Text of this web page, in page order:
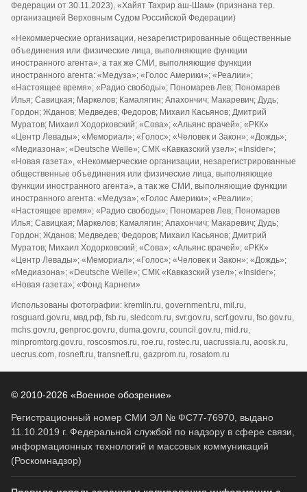
Федерации от 30.11.2023), «Хайят Тахрир аш-Шам» (признана тер.
организацией Верховным Судом Российской Федерации)
«Некоммерческие организации, незарегистрированные общественные
объединения или физические лица, выполняющие функции
иностранного агента», а так же СМИ, выполняющие функции
иностранного агента: «Медуза»; «Голос Америки»; «Реалии»;
«Настоящее время»; «Радио свободы»; Пономарев Лев; Пономарев
Илья; Савицкая; Маркелов; Камалягин; Апахончич; Макаревич; Дудь;
Гордон; Жданов; Медведев; Федоров; Михаил Касьянов; Дмитрий
Муратов; Михаил Ходорковский; «Сова»; «Альянс врачей»; «РКК»
«Центр Левады»; «Мемориал»; «Голос»; «Человек и Закон»; «Дождь»;
«Медиазона»; «Deutsche Welle»; СМК «Кавказский узел»; «Insider»;
«Новая газета», «Некоммерческие организации, незарегистрированные
общественные объединения или физические лица, выполняющие
функции иностранного агента», а так же СМИ, выполняющие функции
иностранного агента: «Медуза»; «Голос Америки»; «Реалии»;
«Настоящее время»; «Радио свободы»; Пономарев Лев; Пономарев
Илья; Савицкая; Маркелов; Камалягин; Апахончич; Макаревич; Дудь;
Гордон; Жданов; Медведев; Федоров; Михаил Касьянов; Дмитрий
Муратов; Михаил Ходорковский; «Сова»; «Альянс врачей»; «РКК»
«Центр Левады»; «Мемориал»; «Голос»; «Человек и Закон»; «Дождь»;
«Медиазона»; «Deutsche Welle»; СМК «Кавказский узел»; «Insider»;
«Новая газета»; «Фонд Карнеги»
Использованы фотографии: kremlin.ru, government.ru, mil.ru,
rosguard.gov.ru, мвд.рф, fsb.ru, sledcom.ru, svr.gov.ru, scrf.gov.ru, fso.gov.ru,
mchs.gov.ru, genproc.gov.ru, duma.gov.ru, council.gov.ru, mid.ru,
minpromtorg.gov.ru, roscosmos.ru, roe.ru, rostec.ru, uacrussia.ru, aoosk.ru,
uecrus.com, rosneft.ru, transneft.ru, gazprom.ru, rosatom.ru
© 2010-2026 «Военное обозрение»
Регистрационный номер СМИ ЭЛ № ФС77-76970, выдано
11.10.2019 г. Федеральной службой по надзору в сфере связи,
информационных технологий и массовых коммуникаций
(Роскомнадзор)